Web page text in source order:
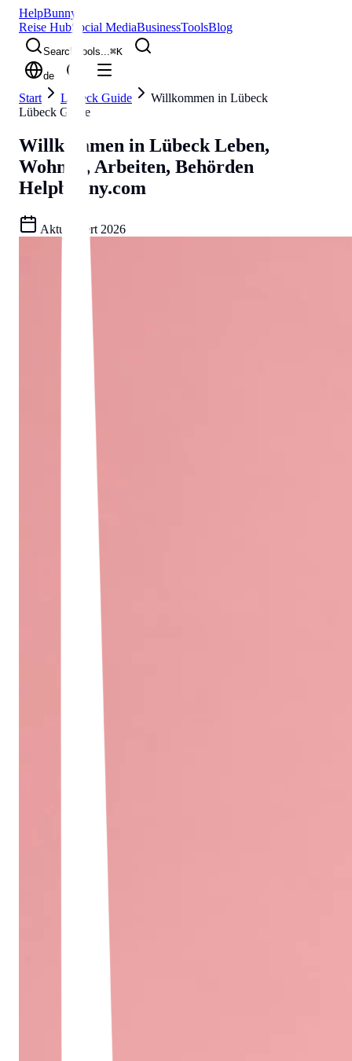
HelpBunny
Reise HubSocial MediaBusinessToolsBlog
Search tools...⌘K
de
Start Lübeck Guide
Willkommen in Lübeck
Lübeck Guide
Willkommen in Lübeck Leben,
Wohnen, Arbeiten, Behörden
Helpbunny.com
Aktualisiert 2026